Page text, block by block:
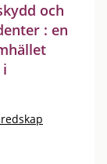
och
: en
i